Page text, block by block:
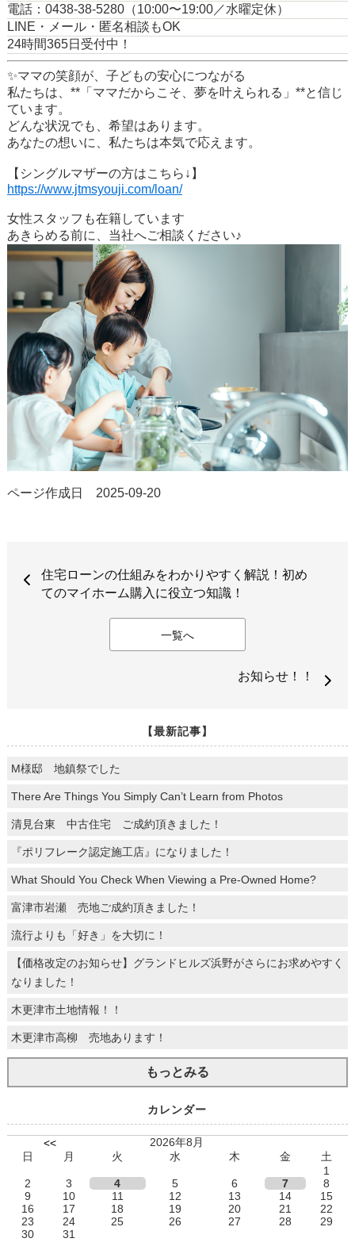
電話：0438-38-5280（10:00〜19:00／水曜定休）
LINE・メール・匿名相談もOK
24時間365日受付中！
✨ママの笑顔が、子どもの安心につながる
私たちは、**「ママだからこそ、夢を叶えられる」**と信じ
ています。
どんな状況でも、希望はあります。
あなたの想いに、私たちは本気で応えます。
【シングルマザーの方はこちら↓】
https://www.jtmsyouji.com/loan/
女性スタッフも在籍しています
あきらめる前に、当社へご相談ください♪
ページ作成日 2025-09-20
住宅ローンの仕組みをわかりやすく解説！初め
てのマイホーム購入に役立つ知識！
一覧へ
お知らせ！！
【最新記事】
M様邸 地鎮祭でした
There Are Things You Simply Can’t Learn from Photos
清見台東 中古住宅 ご成約頂きました！
『ポリフレーク認定施工店』になりました！
What Should You Check When Viewing a Pre-Owned Home?
富津市岩瀬 売地ご成約頂きました！
流行よりも「好き」を大切に！
【価格改定のお知らせ】グランドヒルズ浜野がさらにお求めやすく
なりました！
木更津市土地情報！！
木更津市高柳 売地あります！
もっとみる
カレンダー
<<
2026年8月
日
月 火 水 木 金
土
1
2
3 4 5 6 7
8
9
10 11 12 13 14
15
16
17 18 19 20 21
22
23
24 25 26 27 28
29
30
31